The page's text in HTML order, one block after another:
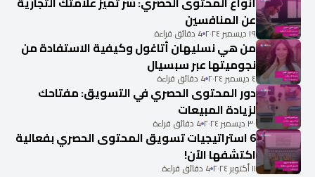
عن المنافسين
١٩ ديسمبر ٢٠٢٤ 4 دقائق قراءة
من هي نسليهان أتاغول وكيفية الاستفادة من
نجوميتها عبر سبسيال
٤ ديسمبر ٢٠٢٤ 4 دقائق قراءة
دور المحتوى الحصري في التسويق: مفتاحك
لزيادة المبيعات
٣٠ ديسمبر ٢٠٢٤ 4 دقائق قراءة
6 استراتيجيات تسويق المحتوى الحصري بفعالية
اكتشفها الآن!
١١ أكتوبر ٢٠٢٤ 4 دقائق قراءة